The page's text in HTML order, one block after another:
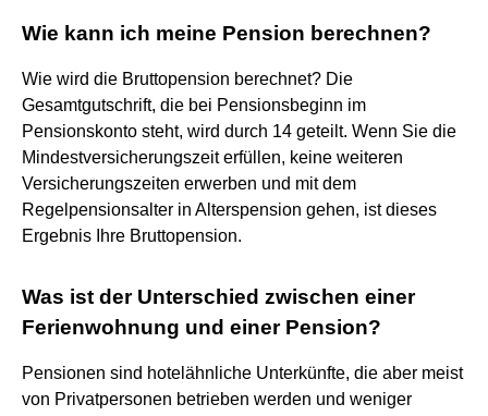
Wie kann ich meine Pension berechnen?
Wie wird die Bruttopension berechnet? Die
Gesamtgutschrift, die bei Pensionsbeginn im
Pensionskonto steht, wird durch 14 geteilt. Wenn Sie die
Mindestversicherungszeit erfüllen, keine weiteren
Versicherungszeiten erwerben und mit dem
Regelpensionsalter in Alterspension gehen, ist dieses
Ergebnis Ihre Bruttopension.
Was ist der Unterschied zwischen einer
Ferienwohnung und einer Pension?
Pensionen sind hotelähnliche Unterkünfte, die aber meist
von Privatpersonen betrieben werden und weniger